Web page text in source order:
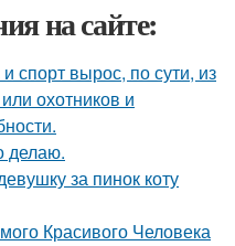
на сайте:
спорт вырос, по сути, из
охотников и
делаю.
за пинок коту
Красивого Человека